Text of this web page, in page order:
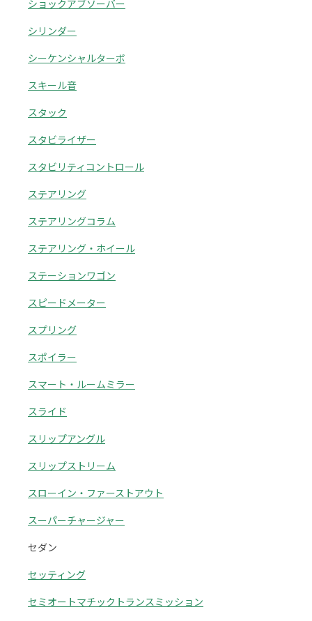
ショックアブソーバー
シリンダー
シーケンシャルターボ
スキール音
スタック
スタビライザー
スタビリティコントロール
ステアリング
ステアリングコラム
ステアリング・ホイール
ステーションワゴン
スピードメーター
スプリング
スポイラー
スマート・ルームミラー
スライド
スリップアングル
スリップストリーム
スローイン・ファーストアウト
スーパーチャージャー
セダン
セッティング
セミオートマチックトランスミッション